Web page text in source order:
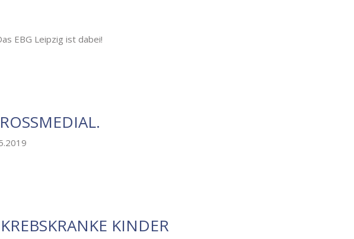
EBG Leipzig ist dabei!
KINDER